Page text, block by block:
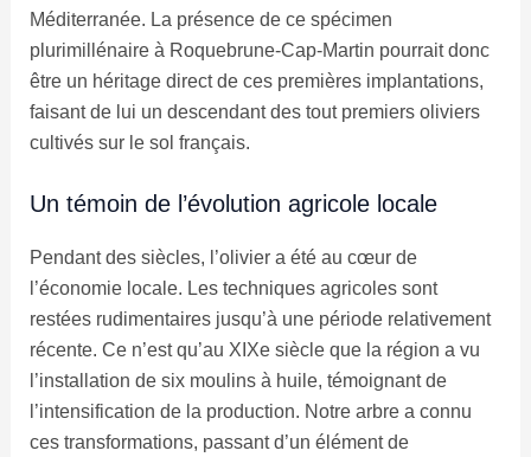
Méditerranée. La présence de ce spécimen
plurimillénaire à Roquebrune-Cap-Martin pourrait donc
être un héritage direct de ces premières implantations,
faisant de lui un descendant des tout premiers oliviers
cultivés sur le sol français.
Un témoin de l’évolution agricole locale
Pendant des siècles, l’olivier a été au cœur de
l’économie locale. Les techniques agricoles sont
restées rudimentaires jusqu’à une période relativement
récente. Ce n’est qu’au XIXe siècle que la région a vu
l’installation de six moulins à huile, témoignant de
l’intensification de la production. Notre arbre a connu
ces transformations, passant d’un élément de